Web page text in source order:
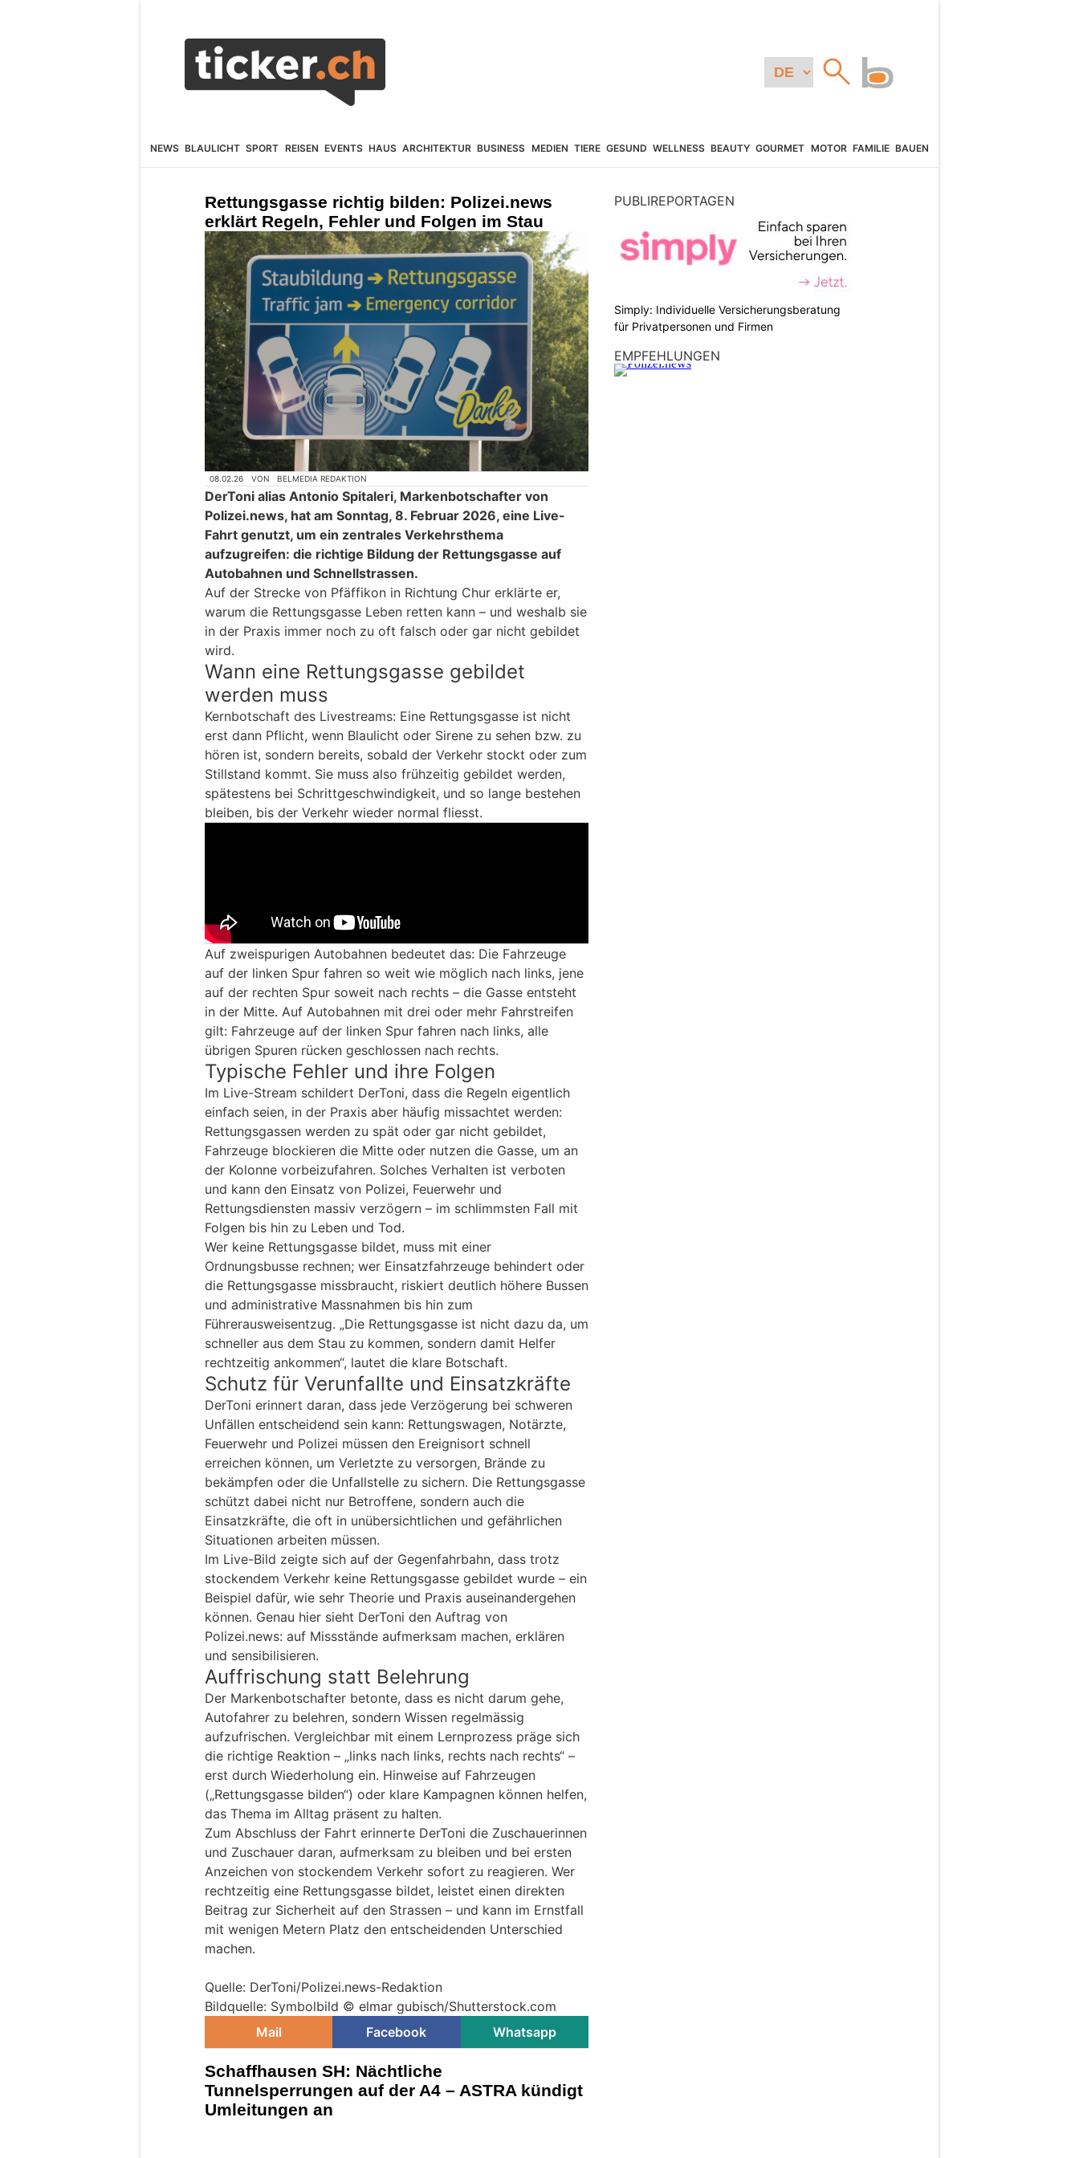
NEWS BLAULICHT SPORT REISEN EVENTS HAUS ARCHITEKTUR BUSINESS MEDIEN TIERE GESUND WELLNESS BEAUTY GOURMET MOTOR FAMILIE BAUEN
Rettungsgasse richtig bilden: Polizei.news
erklärt Regeln, Fehler und Folgen im Stau
08.02.26 VON BELMEDIA REDAKTION
DerToni alias Antonio Spitaleri, Markenbotschafter von
Polizei.news, hat am Sonntag, 8. Februar 2026, eine Live-
Fahrt genutzt, um ein zentrales Verkehrsthema
aufzugreifen: die richtige Bildung der Rettungsgasse auf
Autobahnen und Schnellstrassen.
Auf der Strecke von Pfäffikon in Richtung Chur erklärte er,
warum die Rettungsgasse Leben retten kann – und weshalb sie
in der Praxis immer noch zu oft falsch oder gar nicht gebildet
wird.
Wann eine Rettungsgasse gebildet
werden muss
Kernbotschaft des Livestreams: Eine Rettungsgasse ist nicht
erst dann Pflicht, wenn Blaulicht oder Sirene zu sehen bzw. zu
hören ist, sondern bereits, sobald der Verkehr stockt oder zum
Stillstand kommt. Sie muss also frühzeitig gebildet werden,
spätestens bei Schrittgeschwindigkeit, und so lange bestehen
bleiben, bis der Verkehr wieder normal fliesst.
Auf zweispurigen Autobahnen bedeutet das: Die Fahrzeuge
auf der linken Spur fahren so weit wie möglich nach links, jene
auf der rechten Spur soweit nach rechts – die Gasse entsteht
in der Mitte. Auf Autobahnen mit drei oder mehr Fahrstreifen
gilt: Fahrzeuge auf der linken Spur fahren nach links, alle
übrigen Spuren rücken geschlossen nach rechts.
Typische Fehler und ihre Folgen
Im Live-Stream schildert DerToni, dass die Regeln eigentlich
einfach seien, in der Praxis aber häufig missachtet werden:
Rettungsgassen werden zu spät oder gar nicht gebildet,
Fahrzeuge blockieren die Mitte oder nutzen die Gasse, um an
der Kolonne vorbeizufahren. Solches Verhalten ist verboten
und kann den Einsatz von Polizei, Feuerwehr und
Rettungsdiensten massiv verzögern – im schlimmsten Fall mit
Folgen bis hin zu Leben und Tod.
Wer keine Rettungsgasse bildet, muss mit einer
Ordnungsbusse rechnen; wer Einsatzfahrzeuge behindert oder
die Rettungsgasse missbraucht, riskiert deutlich höhere Bussen
und administrative Massnahmen bis hin zum
Führerausweisentzug. „Die Rettungsgasse ist nicht dazu da, um
schneller aus dem Stau zu kommen, sondern damit Helfer
rechtzeitig ankommen“, lautet die klare Botschaft.
Schutz für Verunfallte und Einsatzkräfte
DerToni erinnert daran, dass jede Verzögerung bei schweren
Unfällen entscheidend sein kann: Rettungswagen, Notärzte,
Feuerwehr und Polizei müssen den Ereignisort schnell
erreichen können, um Verletzte zu versorgen, Brände zu
bekämpfen oder die Unfallstelle zu sichern. Die Rettungsgasse
schützt dabei nicht nur Betroffene, sondern auch die
Einsatzkräfte, die oft in unübersichtlichen und gefährlichen
Situationen arbeiten müssen.
Im Live-Bild zeigte sich auf der Gegenfahrbahn, dass trotz
stockendem Verkehr keine Rettungsgasse gebildet wurde – ein
Beispiel dafür, wie sehr Theorie und Praxis auseinandergehen
können. Genau hier sieht DerToni den Auftrag von
Polizei.news: auf Missstände aufmerksam machen, erklären
und sensibilisieren.
Auffrischung statt Belehrung
Der Markenbotschafter betonte, dass es nicht darum gehe,
Autofahrer zu belehren, sondern Wissen regelmässig
aufzufrischen. Vergleichbar mit einem Lernprozess präge sich
die richtige Reaktion – „links nach links, rechts nach rechts“ –
erst durch Wiederholung ein. Hinweise auf Fahrzeugen
(„Rettungsgasse bilden“) oder klare Kampagnen können helfen,
das Thema im Alltag präsent zu halten.
Zum Abschluss der Fahrt erinnerte DerToni die Zuschauerinnen
und Zuschauer daran, aufmerksam zu bleiben und bei ersten
Anzeichen von stockendem Verkehr sofort zu reagieren. Wer
rechtzeitig eine Rettungsgasse bildet, leistet einen direkten
Beitrag zur Sicherheit auf den Strassen – und kann im Ernstfall
mit wenigen Metern Platz den entscheidenden Unterschied
machen.
Quelle: DerToni/Polizei.news-Redaktion
Bildquelle: Symbolbild © elmar gubisch/Shutterstock.com
Mail
Facebook Whatsapp
Schaffhausen SH: Nächtliche
Tunnelsperrungen auf der A4 – ASTRA kündigt
Umleitungen an
PUBLIREPORTAGEN
Simply: Individuelle Versicherungsberatung
für Privatpersonen und Firmen
EMPFEHLUNGEN